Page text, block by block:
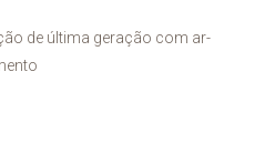
de última geração com ar-